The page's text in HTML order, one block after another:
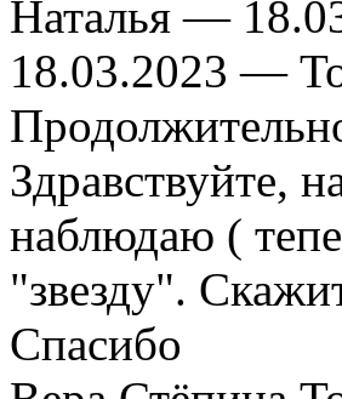
Наталья —
18.03.2023 —
Здравствуйте,
наблюдаю (
"звезду".
Спасибо